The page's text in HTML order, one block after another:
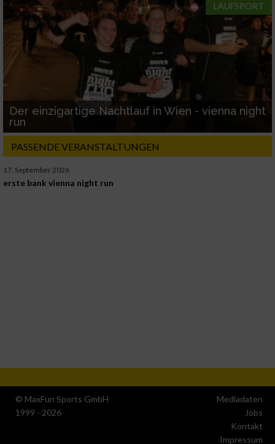
LAUFSPORT
Der einzigartige Nachtlauf in Wien - vienna night
run
PASSENDE VERANSTALTUNGEN
17. September 2026
erste bank vienna night run
© MaxFun Sports GmbH
1999 - 2026
Mediadaten
Jobs
Kontakt
Impressum